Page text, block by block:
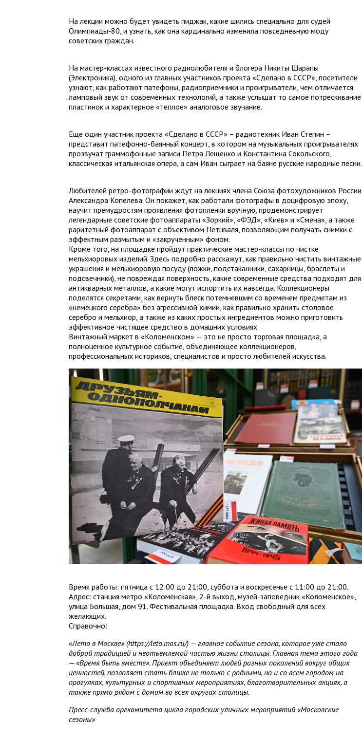
На лекции можно будет увидеть пиджак, какие шились специально для судей
Олимпиады-80, и узнать, как она кардинально изменила повседневную моду
советских граждан.
На мастер-классах известного радиолюбителя и блогера Никиты Шарапы
(Электроника), одного из главных участников проекта «Сделано в СССР», посетители
узнают, как работают патефоны, радиоприемники и проигрыватели, чем отличается
ламповый звук от современных технологий, а также услышат то самое потрескивание
пластинок и характерное «теплое» аналоговое звучание.
Еще один участник проекта «Сделано в СССР» – радиотехник Иван Степин –
представит патефонно-баянный концерт, в котором на музыкальных проигрывателях
прозвучат граммофонные записи Петра Лещенко и Константина Сокольского,
классическая итальянская опера, а сам Иван сыграет на баяне русские народные песни.
Любителей ретро-фотографии ждут на лекциях члена Союза фотохудожников России
Александра Копелева. Он покажет, как работали фотографы в доцифровую эпоху,
научит премудростям проявления фотопленки вручную, продемонстрирует
легендарные советские фотоаппараты «Зоркий», «ФЭД», «Киев» и «Смена», а также
раритетный фотоаппарат с объективом Петцваля, позволяющим получать снимки с
эффектным размытым и «закрученным» фоном.
Кроме того, на площадке пройдут практические мастер-классы по чистке
мельхиоровых изделий. Здесь подробно расскажут, как правильно чистить винтажные
украшения и мельхиоровую посуду (ложки, подстаканники, сахарницы, браслеты и
подсвечники), не повреждая поверхность, какие современные средства подходят для
антикварных металлов, а какие могут испортить их навсегда. Коллекционеры
поделятся секретами, как вернуть блеск потемневшим со временем предметам из
«немецкого серебра» без агрессивной химии, как правильно хранить столовое
серебро и мельхиор, а также из каких простых ингредиентов можно приготовить
эффективное чистящее средство в домашних условиях.
Винтажный маркет в «Коломенском» — это не просто торговая площадка, а
полноценное культурное событие, объединяющее коллекционеров,
профессиональных историков, специалистов и просто любителей искусства.
Время работы: пятница с 12:00 до 21:00, суббота и воскресенье с 11:00 до 21:00.
Адрес: станция метро «Коломенская», 2-й выход, музей-заповедник «Коломенское»,
улица Большая, дом 91. Фестивальная площадка. Вход свободный для всех
желающих.
Справочно:
«Лето в Москве» (https://leto.mos.ru/) — главное событие сезона, которое уже стало
доброй традицией и неотъемлемой частью жизни столицы. Главная тема этого года
— «Время быть вместе». Проект объединяет людей разных поколений вокруг общих
ценностей, позволяет стать ближе не только с родными, но и со всем городом на
прогулках, культурных и спортивных мероприятиях, благотворительных акциях, а
также прямо рядом с домом во всех округах столицы.
Пресс-служба оргкомитета цикла городских уличных мероприятий «Московские
сезоны»